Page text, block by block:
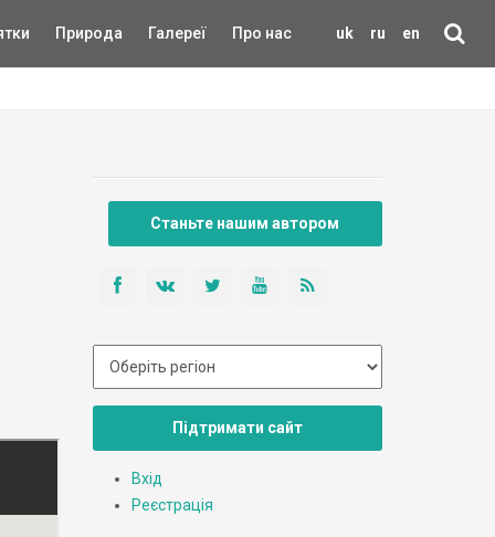
uk ru en
Природа Галереї Про нас
Станьте нашим автором
Підтримати сайт
Вхід
Реєстрація